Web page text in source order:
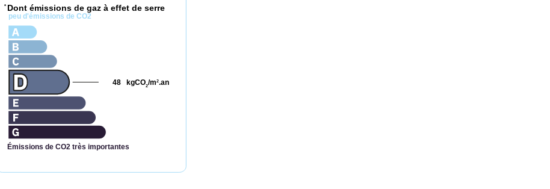
* Dont émissions de gaz à effet de serre
peu d'émissions de CO2
Émissions de CO2 très importantes
kgCO2/m2.an
48